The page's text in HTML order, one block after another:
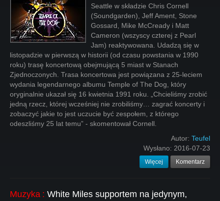
Seattle w składzie Chris Cornell
(Soundgarden), Jeff Ament, Stone
Gossard, Mike McCready i Matt
Cameron (wszyscy czterej z Pearl
Jam) reaktywowana. Udadzą się w
listopadzie w pierwszą w historii (od czasu powstania w 1990
roku) trasę koncertową obejmującą 5 miast w Stanach
Zjednoczonych. Trasa koncertowa jest powiązana z 25-leciem
wydania legendarnego albumu Temple of The Dog, który
oryginalnie ukazał się 16 kwietnia 1991 roku. „Chcieliśmy zrobić
jedną rzecz, której wcześniej nie zrobiliśmy… zagrać koncerty i
zobaczyć jakie to jest uczucie być zespołem, z którego
odeszliśmy 25 lat temu” - skomentował Cornell.
Autor: Teufel
Wysłano: 2016-07-23
Więcej Komentarz
Muzyka : White Miles supportem na jedynym,